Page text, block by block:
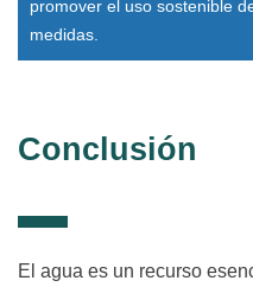
promover el uso sostenible
medidas.
Conclusión
El agua es un recurso